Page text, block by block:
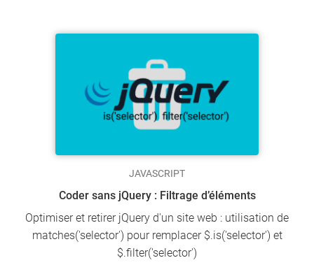
JAVASCRIPT
Coder sans jQuery : Filtrage d’éléments
Optimiser et retirer jQuery d'un site web : utilisation de
matches('selector') pour remplacer $.is('selector') et
$.filter('selector')